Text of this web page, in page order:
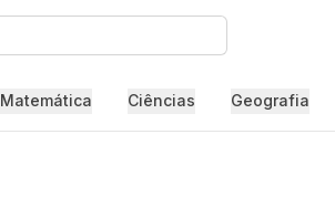
Matemática Ciências Geografia